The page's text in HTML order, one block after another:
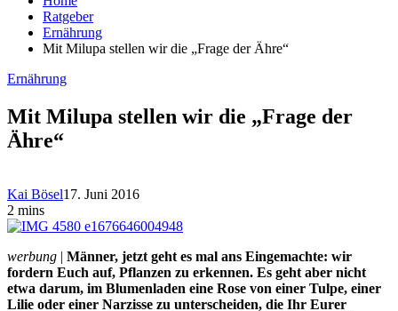
Ratgeber
Ernährung
Mit Milupa stellen wir die „Frage der Ähre“
Ernährung
Mit Milupa stellen wir die „Frage der
Ähre“
Kai Bösel17. Juni 2016
2 mins
werbung | Männer, jetzt geht es mal ans Eingemachte: wir
fordern Euch auf, Pflanzen zu erkennen. Es geht aber nicht
etwa darum, im Blumenladen eine Rose von einer Tulpe, einer
Lilie oder einer Narzisse zu unterscheiden, die Ihr Eurer